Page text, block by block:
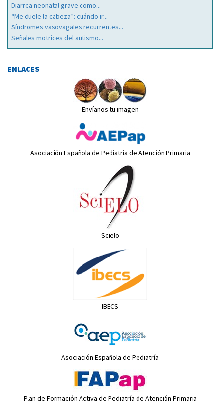
Diarrea neonatal grave como...
“Me duele la cabeza”: cuándo ir...
Síndromes vasovagales recurrentes...
Señales motrices del autismo...
ENLACES
Envíanos tu imagen
Asociación Española de Pediatría de Atención Primaria
Scielo
IBECS
Asociación Española de Pediatría
Plan de Formación Activa de Pediatría de Atención Primaria